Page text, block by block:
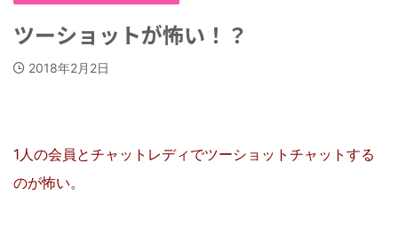
ツーショットが怖い！？
2018年2月2日
1人の会員とチャットレディでツーショットチャットする
のが怖い。